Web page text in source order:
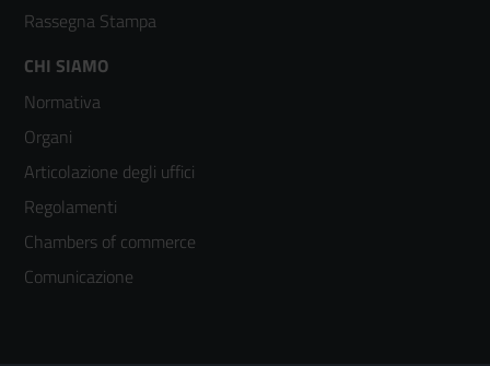
Rassegna Stampa
Footer
menù
colonna
3
CHI SIAMO
Normativa
Organi
Articolazione degli uffici
Regolamenti
Chambers of commerce
Comunicazione